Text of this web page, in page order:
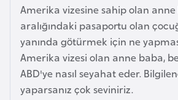
Amerika vizesine sahip olan anne
aralığındaki pasaportu olan
yanında götürmek için ne
Amerika vizesi olan anne baba,
ABD'ye nasıl seyahat eder.
yaparsanız çok seviniriz.
B
u
l
g
a